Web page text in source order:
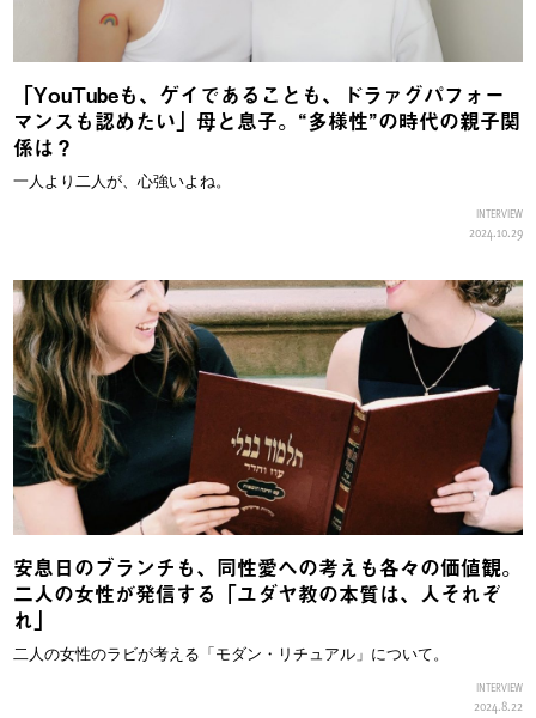
「YouTubeも、ゲイであることも、ドラァグパフォー
マンスも認めたい」母と息子。“多様性”の時代の親子関
係は？
一人より二人が、心強いよね。
INTERVIEW
2024.10.29
安息日のブランチも、同性愛への考えも各々の価値観。
二人の女性が発信する「ユダヤ教の本質は、人それぞ
れ」
二人の女性のラビが考える「モダン・リチュアル」について。
INTERVIEW
2024.8.22